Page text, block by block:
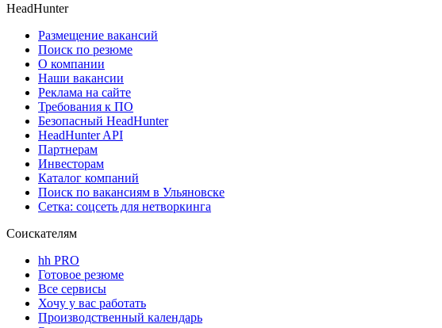
HeadHunter
Размещение вакансий
Поиск по резюме
О компании
Наши вакансии
Реклама на сайте
Требования к ПО
Безопасный HeadHunter
HeadHunter API
Партнерам
Инвесторам
Каталог компаний
Поиск по вакансиям в Ульяновске
Сетка: соцсеть для нетворкинга
Соискателям
hh PRO
Готовое резюме
Все сервисы
Хочу у вас работать
Производственный календарь